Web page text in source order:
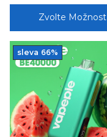
Zvolte Možnost
sleva 66%